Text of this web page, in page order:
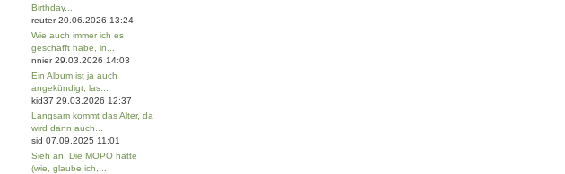
Birthday...
reuter 20.06.2026 13:24
Wie auch immer ich es
geschafft habe, in...
nnier 29.03.2026 14:03
Ein Album ist ja auch
angekündigt, las...
kid37 29.03.2026 12:37
Langsam kommt das Alter, da
wird dann auch...
sid 07.09.2025 11:01
Sieh an. Die MOPO hatte
(wie, glaube ich,...